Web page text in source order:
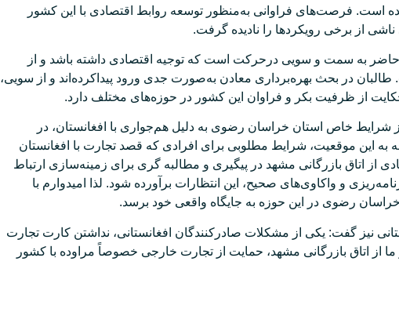
است. فرصت‌های فراوانی به‌منظور توسعه روابط اقتصادی با این کشور
ناشی از برخی رویکردها را نادیده گرفت.
حاضر به سمت و سویی درحرکت است که توجیه اقتصادی داشته باشد و از
در بحث بهره‌برداری معادن به‌صورت جدی ورود پیداکرده‌اند و از سویی،
حکایت از ظرفیت‌ بکر و فراوان این کشور در حوزه‌های مختلف دارد.
شرایط خاص استان خراسان رضوی به دلیل هم‌جواری با افغانستان، در
به این موقعیت، شرایط مطلوبی برای افرادی که قصد تجارت با افغانستان
از اتاق بازرگانی مشهد در پیگیری و مطالبه گری برای زمینه‌سازی ارتباط
و واکاوی‌های صحیح، این انتظارات برآورده شود. لذا امیدوارم با
رضوی در این حوزه به جایگاه واقعی خود برسد.
نیز گفت: یکی از مشکلات صادرکنندگان افغانستانی، نداشتن کارت تجارت
ما از اتاق بازرگانی مشهد، حمایت از تجارت خارجی خصوصاً مراوده با کشور